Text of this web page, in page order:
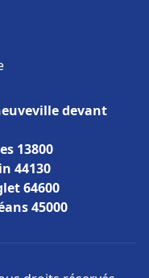
devant
13800
44130
64600
45000